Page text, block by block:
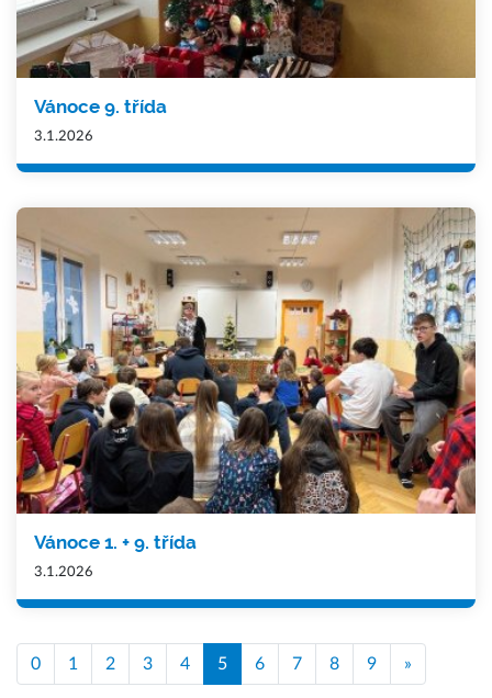
Vánoce 9. třída
3.1.2026
Vánoce 1. + 9. třída
3.1.2026
0 1 2 3 4 5 6 7 8 9 »